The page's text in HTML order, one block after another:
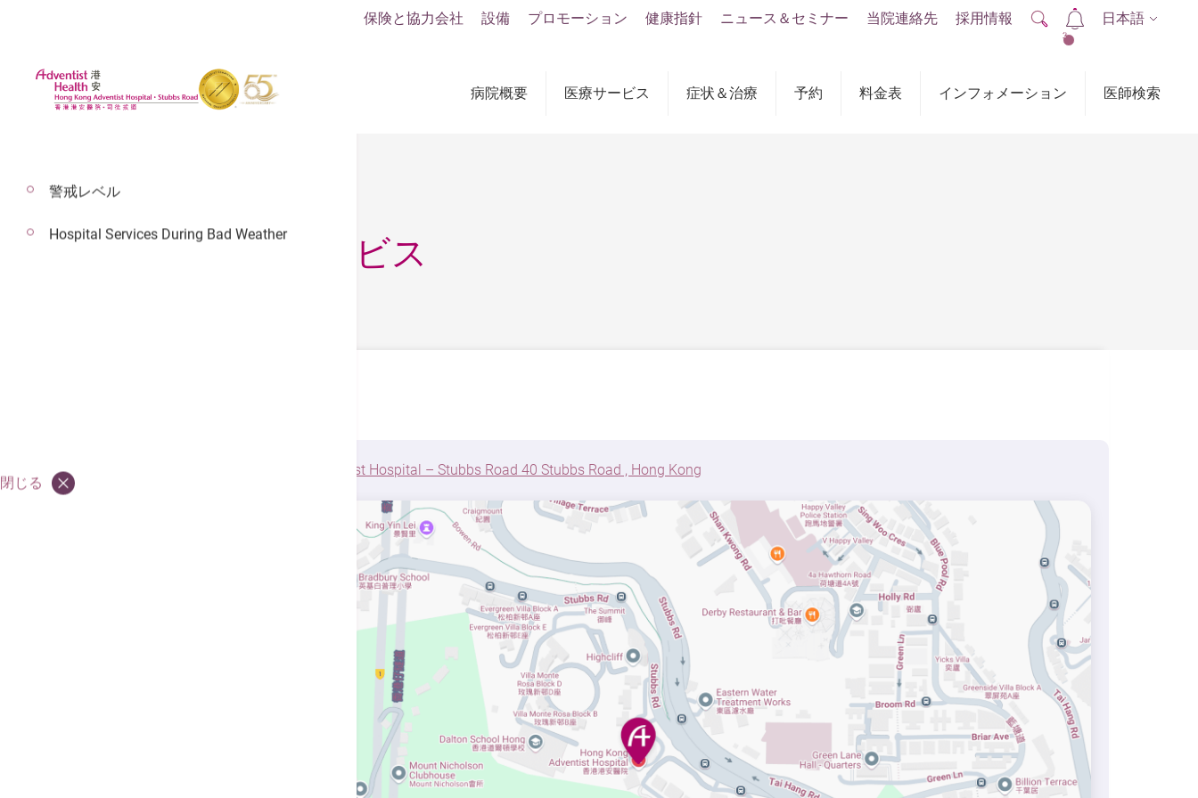
病院概要 医療サービス 症状＆治療 予約 料金表 インフォメーション 医師検索
保険と協力会社 設備 プロモーション 健康指針 ニュース＆セミナー 当院連絡先 採用情報
2
日本語
24/7救急医療サービス
G/F, Hong Kong Adventist Hospital – Stubbs Road 40 Stubbs Road , Hong Kong
警戒レベル
Hospital Services During Bad Weather
閉じる